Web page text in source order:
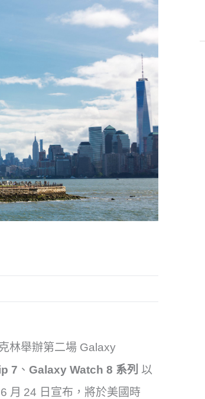
林舉辦第二場 Galaxy
7 、 Galaxy Watch 8 系列 以
月 24 日宣布，將於美國時